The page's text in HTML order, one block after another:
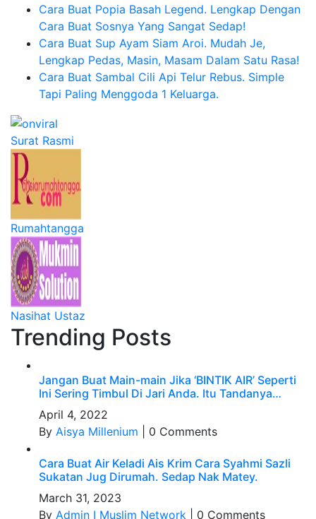
Cara Buat Popia Basah Legend. Lengkap Dengan
Cara Buat Sosnya Yang Sangat Sedap!
Cara Buat Sup Ayam Siam Aroi. Mudah Je,
Lengkap Pedas, Masin, Masam Dalam Satu Rasa!
Cara Buat Sambal Cili Api Telur Rebus. Simple
Tapi Paling Menggoda 1 Keluarga.
Surat Rasmi
Rumahtangga
Nasihat Ustaz
Trending Posts
Jangan Buat Main-main Jika ‘BINTIK AIR’ Seperti
Ini Sering Timbul Di Jari Anda. Itu Tandanya…
April 4, 2022
By Aisya Millenium 0 Comments
Cara Buat Air Keladi Ais Krim Cara Syahmi Sazli
Sukatan Jug Dirumah. Sedap Nak Matey.
March 31, 2023
By Admin I Muslim Network 0 Comments